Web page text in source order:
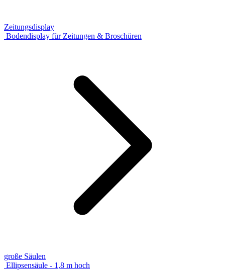
Zeitungsdisplay
Bodendisplay für Zeitungen & Broschüren
große Säulen
Ellipsensäule - 1,8 m hoch